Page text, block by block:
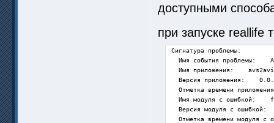
доступными
при запуске reallife
Сигнатура проблемы:
Имя события проблемы:
Имя приложения:
Версия приложения:
Отметка времени
Имя модуля с ошибкой:
Версия модуля с ошибкой:
Отметка времени модуля с